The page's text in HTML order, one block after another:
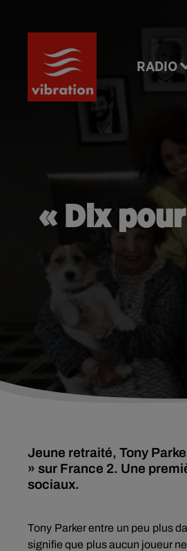
RADIO
« Dix
Jeune retraité, Tony
» sur France 2. Une
sociaux.
Tony Parker entre un peu plus
signifie que plus aucun joueur